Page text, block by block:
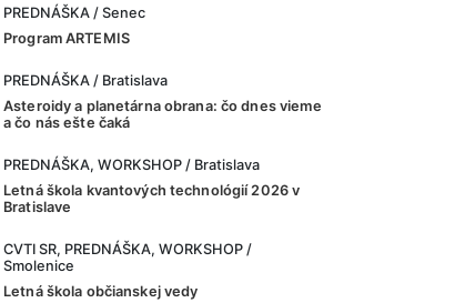
PREDNÁŠKA / Senec
Program ARTEMIS
PREDNÁŠKA / Bratislava
Asteroidy a planetárna obrana: čo dnes vieme
a čo nás ešte čaká
PREDNÁŠKA, WORKSHOP / Bratislava
Letná škola kvantových technológií 2026 v
Bratislave
CVTI SR, PREDNÁŠKA, WORKSHOP /
Smolenice
Letná škola občianskej vedy